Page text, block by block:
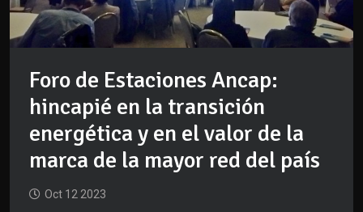
Foro de Estaciones Ancap:
hincapié en la transición
energética y en el valor de la
marca de la mayor red del país
Oct 12 2023